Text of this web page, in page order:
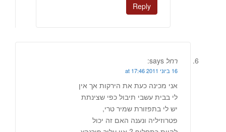
Reply
רחל says:
16 ביוני 2011 at 17:46
אני מכינה כעת את הירקות אך אין
לי בבית עשבי תיבול כפי שצינתת
יש לי בתפזורת שמיר טרי,
פטרוזיליה ונענה האם זה יכול